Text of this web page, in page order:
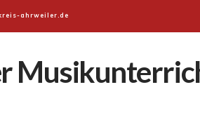
ahrweiler.de